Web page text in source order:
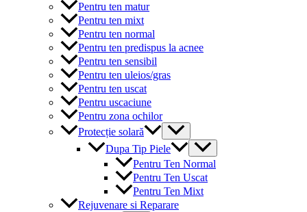
Pentru ten matur
Pentru ten mixt
Pentru ten normal
Pentru ten predispus la acnee
Pentru ten sensibil
Pentru ten uleios/gras
Pentru ten uscat
Pentru uscaciune
Pentru zona ochilor
Protecție solară
Menu
Toggle
Dupa Tip Piele
Menu
Toggle
Pentru Ten Normal
Pentru Ten Uscat
Pentru Ten Mixt
Rejuvenare si Reparare